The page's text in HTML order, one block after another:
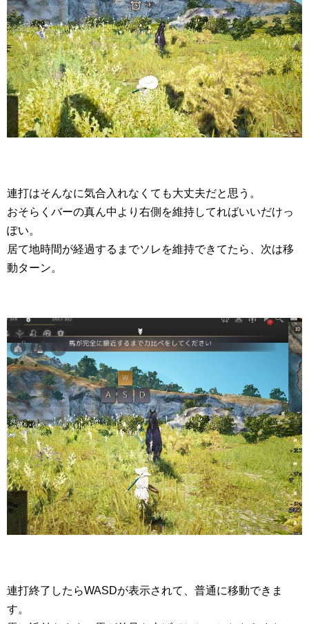
連打はそんなに気合入れなくても大丈夫だと思う。
おそらくバーの真ん中より右側を維持してればいいだけっ
ぽい。
居て地時間が経過するまでソレを維持できてたら、次は移
動ターン。
連打終了したらWASDが表示されて、普通に移動できま
す。